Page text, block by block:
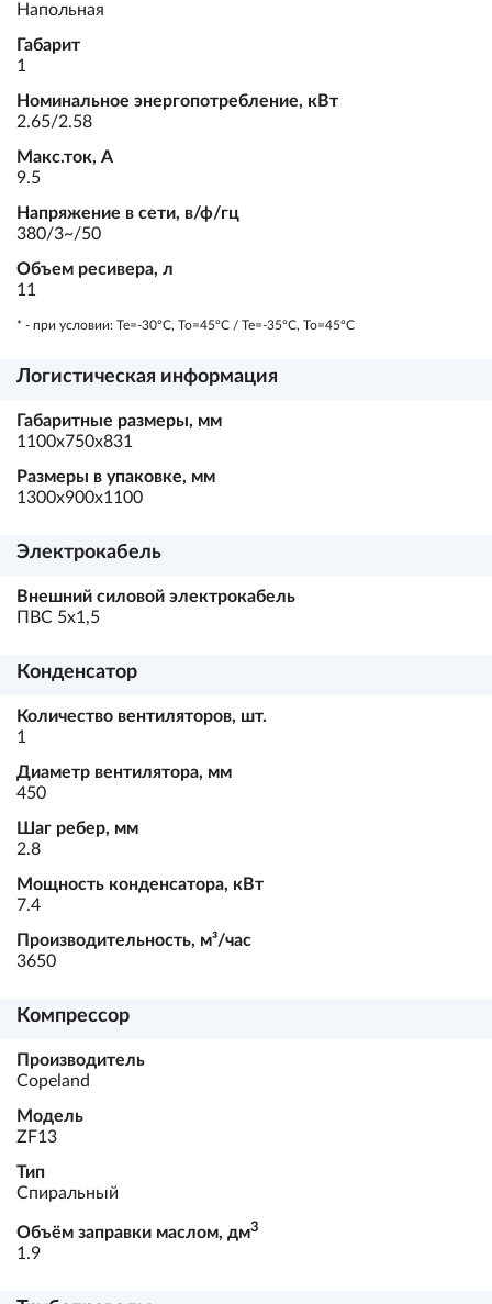
Напольная
Габарит
1
Номинальное энергопотребление, кВт
2.65/2.58
Макс.ток, А
9.5
Напряжение в сети, в/ф/гц
380/3~/50
Объем ресивера, л
11
* - при условии: Te=-30ºC, To=45ºC / Te=-35ºC, To=45ºC
Логистическая информация
Габаритные размеры, мм
1100х750х831
Размеры в упаковке, мм
1300х900х1100
Электрокабель
Внешний силовой электрокабель
ПВС 5х1,5
Конденсатор
Количество вентиляторов, шт.
1
Диаметр вентилятора, мм
450
Шаг ребер, мм
2.8
Мощность конденсатора, кВт
7.4
Производительность, м³/час
3650
Компрессор
Производитель
Copeland
Модель
ZF13
Тип
Спиральный
Объём заправки маслом, дм3
1.9